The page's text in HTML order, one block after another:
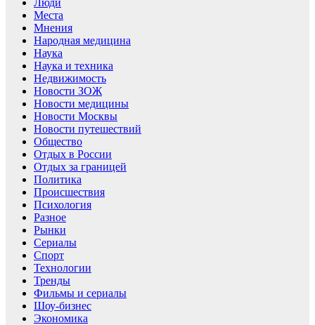
Места
Мнения
Народная медицина
Наука
Наука и техника
Недвижимость
Новости ЗОЖ
Новости медицины
Новости Москвы
Новости путешествий
Общество
Отдых в России
Отдых за границей
Политика
Происшествия
Психология
Разное
Рынки
Сериалы
Спорт
Технологии
Тренды
Фильмы и сериалы
Шоу-бизнес
Экономика